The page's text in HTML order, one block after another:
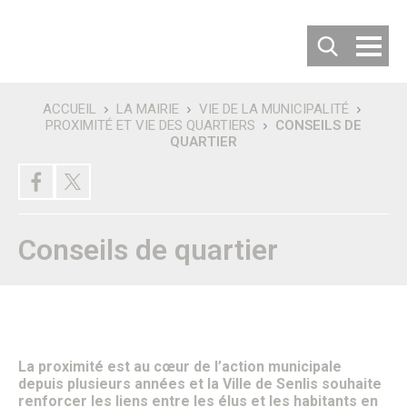
DÉCOUVRIR SENLIS
Villes jumelées
Les villes jumelées
Carte d’identité de la ville
Habiter ou Visiter Senlis
Vous êtes un nouvel habitant
Patrimoine & Histoire
Senlis, son histoire
Recherche
ACCUEIL LA MAIRIE
VIE DE LA MUNICIPALITÉ
PROXIMITÉ ET VIE DES QUARTIERS
CONSEILS DE
QUARTIER
Conseils de quartier
La proximité est au cœur de l’action municipale
depuis plusieurs années et la Ville de Senlis souhaite
renforcer les liens entre les élus et les habitants en